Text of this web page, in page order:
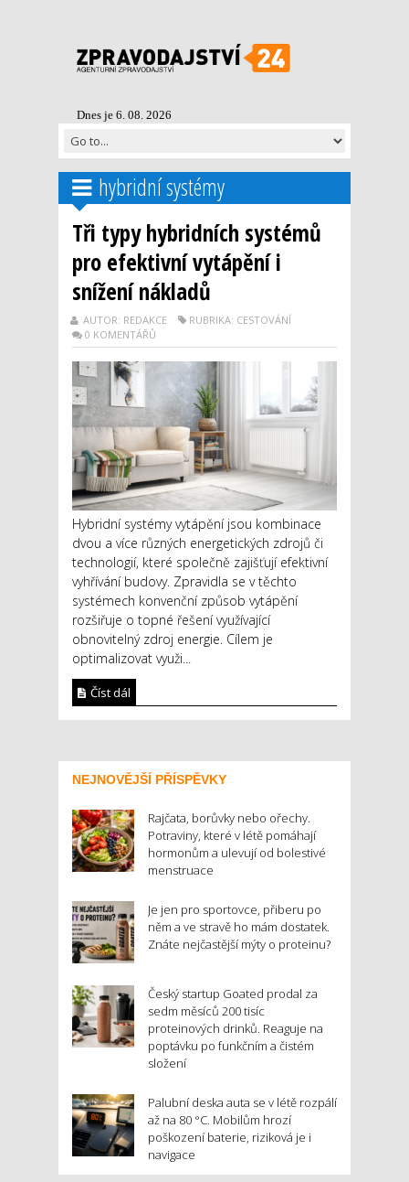
Dnes je 6. 08. 2026
hybridní systémy
Tři typy hybridních systémů
pro efektivní vytápění i
snížení nákladů
AUTOR: REDAKCE
RUBRIKA: CESTOVÁNÍ
0 KOMENTÁŘŮ
Hybridní systémy vytápění jsou kombinace
dvou a více různých energetických zdrojů či
technologií, které společně zajišťují efektivní
vyhřívání budovy. Zpravidla se v těchto
systémech konvenční způsob vytápění
rozšiřuje o topné řešení využívající
obnovitelný zdroj energie. Cílem je
optimalizovat využi...
Číst dál
NEJNOVĚJŠÍ PŘÍSPĚVKY
Rajčata, borůvky nebo ořechy.
Potraviny, které v létě pomáhají
hormonům a ulevují od bolestivé
menstruace
Je jen pro sportovce, přiberu po
něm a ve stravě ho mám dostatek.
Znáte nejčastější mýty o proteinu?
Český startup Goated prodal za
sedm měsíců 200 tisíc
proteinových drinků. Reaguje na
poptávku po funkčním a čistém
složení
Palubní deska auta se v létě rozpálí
až na 80 °C. Mobilům hrozí
poškození baterie, riziková je i
navigace